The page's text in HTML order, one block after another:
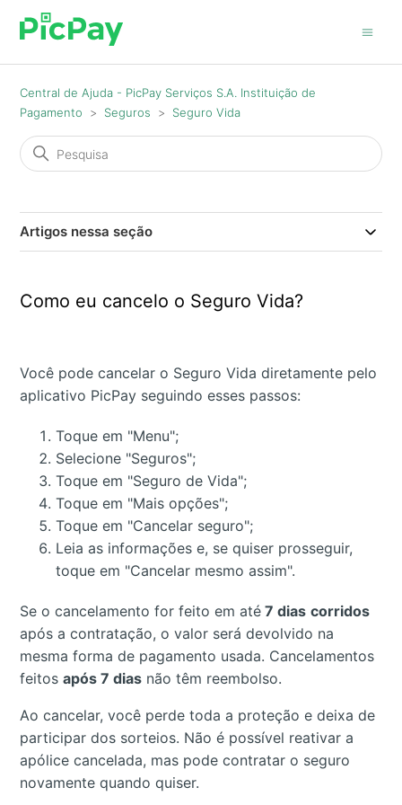
Central de Ajuda - PicPay Serviços S.A. Instituição de
Pagamento
Seguros Seguro Vida
Artigos nessa seção
Como eu cancelo o Seguro Vida?
Você pode cancelar o Seguro Vida diretamente pelo
aplicativo PicPay seguindo esses passos:
Toque em "Menu";
Selecione "Seguros";
Toque em "Seguro de Vida";
Toque em "Mais opções";
Toque em "Cancelar seguro";
Leia as informações e, se quiser prosseguir,
toque em "Cancelar mesmo assim".
Se o cancelamento for feito em até 7 dias corridos
após a contratação, o valor será devolvido na
mesma forma de pagamento usada. Cancelamentos
feitosapós 7 dias não têm reembolso.
Ao cancelar, você perde toda a proteção e deixa de
participar dos sorteios. Não é possível reativar a
apólice cancelada, mas pode contratar o seguro
novamente quando quiser.